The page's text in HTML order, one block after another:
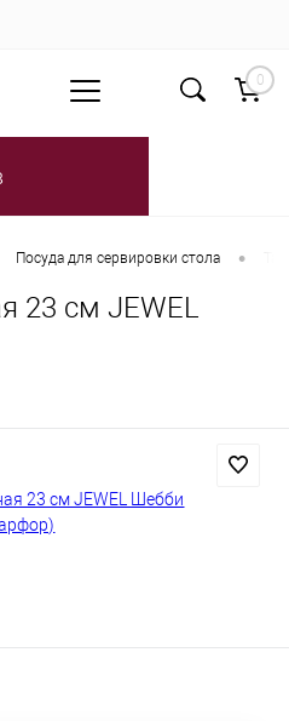
0
Посуда для сервировки стола •
23 см JEWEL